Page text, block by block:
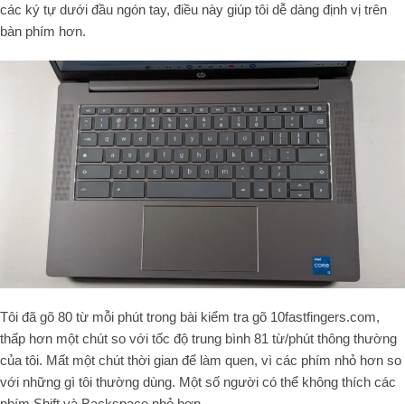
các ký tự dưới đầu ngón tay, điều này giúp tôi dễ dàng định vị trên
bàn phím hơn.
Tôi đã gõ 80 từ mỗi phút trong bài kiểm tra gõ 10fastfingers.com,
thấp hơn một chút so với tốc độ trung bình 81 từ/phút thông thường
của tôi. Mất một chút thời gian để làm quen, vì các phím nhỏ hơn so
với những gì tôi thường dùng. Một số người có thể không thích các